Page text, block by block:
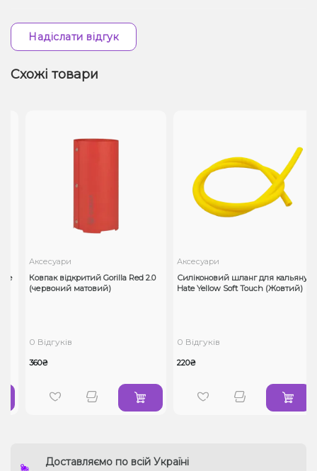
Надіслати відгук
Схожі товари
Аксесуари
Ковпак відкритий Gorilla Red 2.0
(червоний матовий)
0 Відгуків
360₴
Аксесуари
Силіконовий шланг для кальяну
Hate Yellow Soft Touch (Жовтий)
0 Відгуків
220₴
Доставляємо по всій Україні